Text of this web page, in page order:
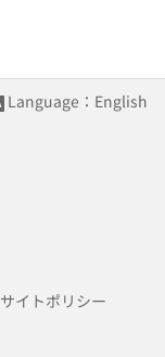
Language：English
サイトポリシー